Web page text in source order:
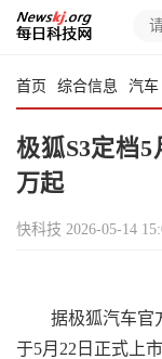
首页 综合信息 汽车
极狐S3定档5
万起
快科技 2026-05-14
据极狐汽车官方
于5月22日正式上市